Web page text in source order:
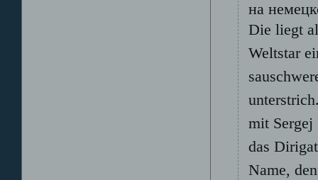
на
Die liegt
Weltstar
mit
das
Name,